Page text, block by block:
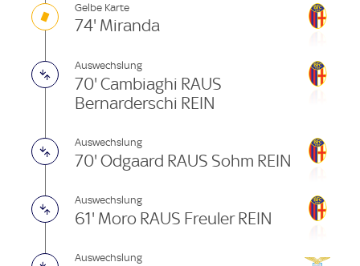
Gelbe Karte
74' Miranda
Auswechslung
70' Cambiaghi RAUS
Bernarderschi REIN
Auswechslung
70' Odgaard RAUS Sohm REIN
Auswechslung
61' Moro RAUS Freuler REIN
Auswechslung